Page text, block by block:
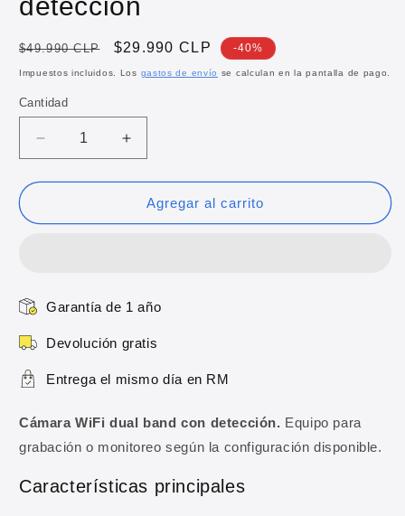
detección
Precio
habitual
$49.990 CLP
Precio
de
$29.990 CLP -40%
Impuestos incluidos. Los gastos de envío se calculan en la pantalla de pago.
Cantidad
Reducir
cantidad
para
WiFi
detección
Aumentar
cantidad
para
Cámara
WiFi
detección
Agregar al carrito
Garantía de 1 año
Devolución gratis
Entrega el mismo día en RM
Cámara WiFi dual band con detección. Equipo para
grabación o monitoreo según la configuración disponible.
Características principales